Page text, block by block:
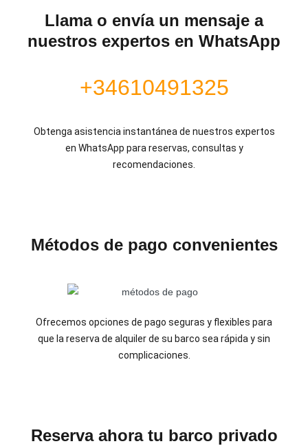
Llama o envía un mensaje a
nuestros expertos en WhatsApp
+34610491325
Obtenga asistencia instantánea de nuestros expertos
en WhatsApp para reservas, consultas y
recomendaciones.
Métodos de pago convenientes
Ofrecemos opciones de pago seguras y flexibles para
que la reserva de alquiler de su barco sea rápida y sin
complicaciones.
Reserva ahora tu barco privado